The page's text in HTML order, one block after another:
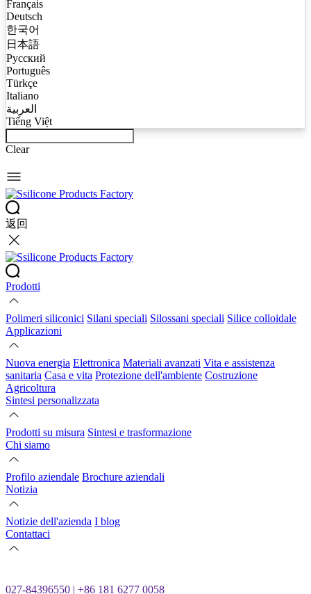
Français
Deutsch
한국어
日本語
Русский
Português
Türkçe
Italiano
العربية
Tiếng Việt
Clear
返回
Prodotti
Polimeri siliconici Silani speciali Silossani speciali Silice colloidale
Applicazioni
Nuova energia Elettronica Materiali avanzati Vita e assistenza
sanitaria Casa e vita Protezione dell'ambiente Costruzione
Agricoltura
Sintesi personalizzata
Prodotti su misura Sintesi e trasformazione
Chi siamo
Profilo aziendale Brochure aziendali
Notizia
Notizie dell'azienda I blog
Contattaci
027-84396550 | +86 181 6277 0058